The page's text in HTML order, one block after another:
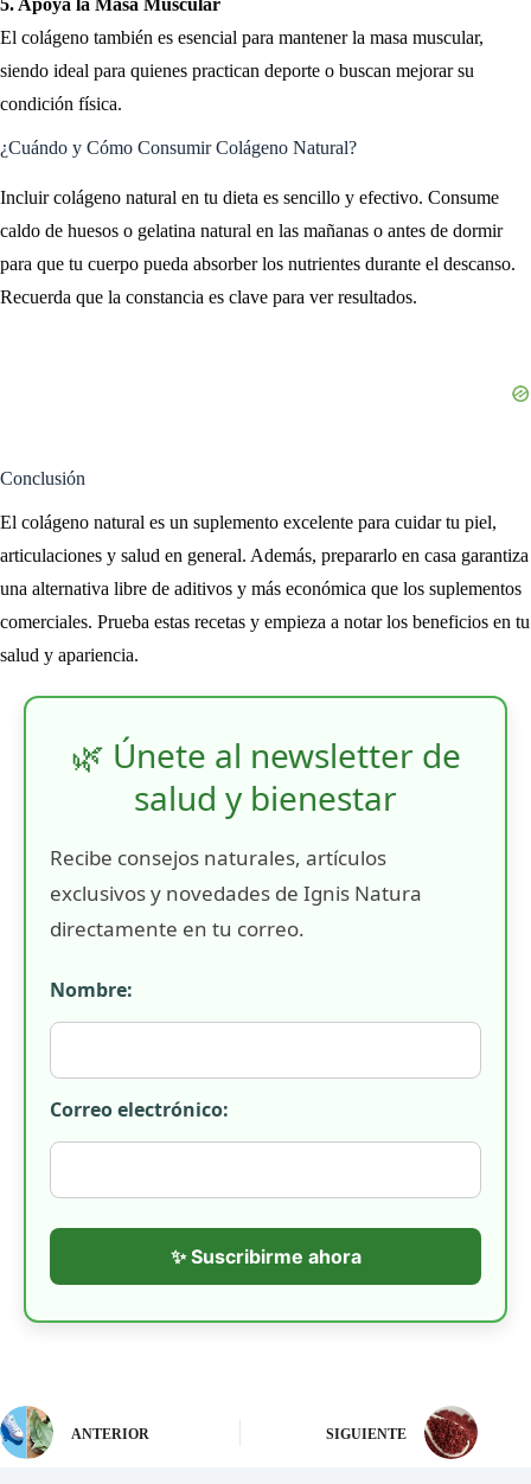
El colágeno también es esencial para mantener la masa muscular,
siendo ideal para quienes practican deporte o buscan mejorar su
condición física.
¿Cuándo y Cómo Consumir Colágeno Natural?
Incluir colágeno natural en tu dieta es sencillo y efectivo. Consume
caldo de huesos o gelatina natural en las mañanas o antes de dormir
para que tu cuerpo pueda absorber los nutrientes durante el descanso.
Recuerda que la constancia es clave para ver resultados.
Conclusión
El colágeno natural es un suplemento excelente para cuidar tu piel,
articulaciones y salud en general. Además, prepararlo en casa garantiza
una alternativa libre de aditivos y más económica que los suplementos
comerciales. Prueba estas recetas y empieza a notar los beneficios en tu
salud y apariencia.
🌿 Únete al newsletter de
salud y bienestar
Recibe consejos naturales, artículos
exclusivos y novedades de Ignis Natura
directamente en tu correo.
Nombre:
Correo electrónico:
✨ Suscribirme ahora
ANTERIOR SIGUIENTE